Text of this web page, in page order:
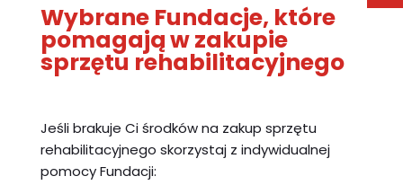
Wybrane Fundacje, które
pomagają w zakupie
sprzętu rehabilitacyjnego
Jeśli brakuje Ci środków na zakup sprzętu
rehabilitacyjnego skorzystaj z indywidualnej
pomocy Fundacji: